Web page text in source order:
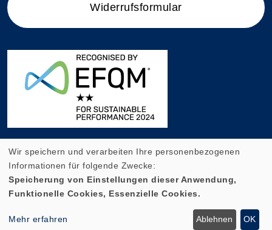
Widerrufsformular
Cookie Einstellungen
Wir speichern und verarbeiten Ihre personenbezogenen
Informationen für folgende Zwecke:
Speicherung von Einstellungen dieser Anwendung,
Funktionelle Cookies, Essenzielle Cookies.
Mehr erfahren Ablehnen OK